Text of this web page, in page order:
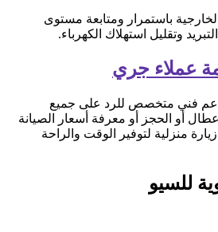
باستمرار ومتابعة مستوى
وتقليل استهلاك الكهرباء.
عملاء جري
فني متخصص للرد على جميع
أو الحجز أو معرفة أسعار الصيانة
منزلية لتوفير الوقت والراحة
للسيو